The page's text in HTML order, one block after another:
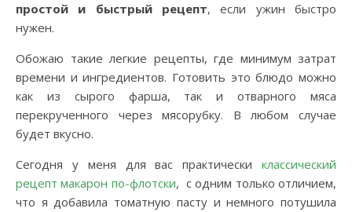
простой и быстрый рецепт, если ужин быстро
нужен.
Обожаю такие легкие рецепты, где минимум затрат
времени и ингредиентов. Готовить это блюдо можно
как из сырого фарша, так и отварного мяса
перекрученного через мясорубку. В любом случае
будет вкусно.
Сегодня у меня для вас практически классический
рецепт макарон по-флотски, с одним только отличием,
что я добавила томатную пасту и немного потушила